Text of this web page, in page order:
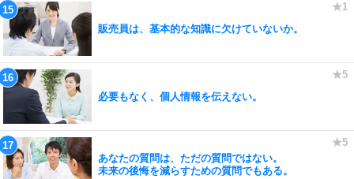
販売員は、基本的な知識に欠けていないか。
必要もなく、個人情報を伝えない。
あなたの質問は、ただの質問ではない。
未来の後悔を減らすための質問でもある。